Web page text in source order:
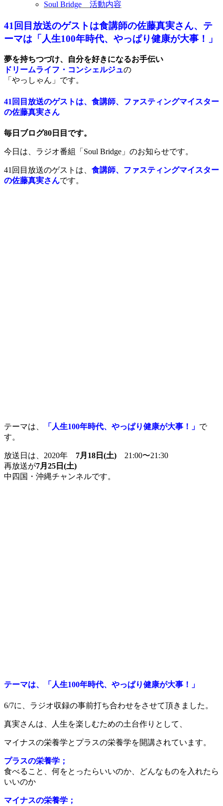
Soul Bridge 活動内容
41回目放送のゲストは食講師の佐藤真実さん、テ
ーマは「人生100年時代、やっぱり健康が大事！」
夢を持ちつづけ、自分を好きになるお手伝い
ドリームライフ・コンシェルジュの
「やっしゃん」です。
41回目放送のゲストは、食講師、ファスティングマイスター
の佐藤真実さん
毎日ブログ80日目です。
今日は、ラジオ番組「Soul Bridge」のお知らせです。
41回目放送のゲストは、 食講師、ファスティングマイスター
の佐藤真実さんです。
テーマは、 「人生100年時代、やっぱり健康が大事！」 で
す。
放送日は、2020年 7月18日(土) 21:00〜21:30
再放送が7月25日(土)
中四国・沖縄チャンネルです。
テーマは、「人生100年時代、やっぱり健康が大事！」
6/7に、ラジオ収録の事前打ち合わせをさせて頂きました。
真実さんは、人生を楽しむための土台作りとして、
マイナスの栄養学とプラスの栄養学を開講されています。
プラスの栄養学；
食べること、何をとったらいいのか、どんなものを入れたら
いいのか
マイナスの栄養学；